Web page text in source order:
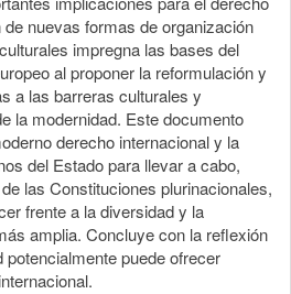
nuevas formas de organización
impregna las bases del
al proponer la reformulación y
a las barreras culturales y
la modernidad. Este documento
derecho internacional y la
del Estado para llevar a cabo,
las Constituciones plurinacionales,
frente a la diversidad y la
amplia. Concluye con la reflexión
potencialmente puede ofrecer